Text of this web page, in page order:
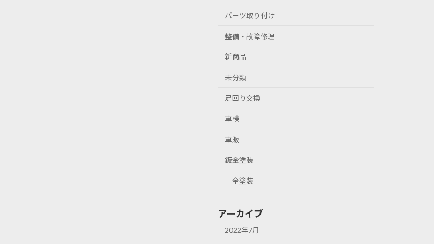
パーツ取り付け
整備・故障修理
新商品
未分類
足回り交換
車検
車販
鈑金塗装
全塗装
アーカイブ
2022年7月